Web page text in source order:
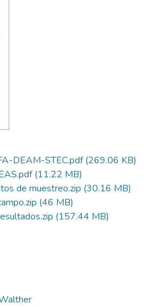
DEAM-STEC.pdf(269.06 KB)
(11.22 MB)
de muestreo.zip (30.16 MB)
(46 MB)
(157.44 MB)